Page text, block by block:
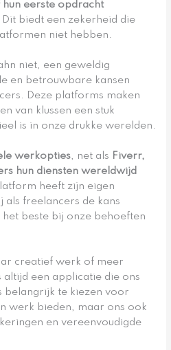
eerste opdracht
Dit biedt een zekerheid die
niet hebben.
niet, een geweldig
en betrouwbare kansen
Deze platforms maken
van klussen een stuk
is in onze drukke werelden.
werkopties, net als Fiverr,
hun diensten wereldwijd
heeft zijn eigen
freelancers de kans
beste bij onze behoeften
creatief werk of meer
altijd een applicatie die ons
belangrijk te kiezen voor
werk bieden, maar ons ook
en vereenvoudigde